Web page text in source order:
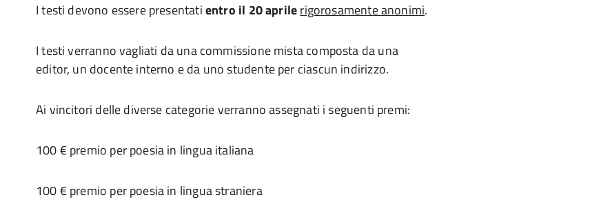
I testi devono essere presentatientro il 20 aprilerigorosamente anonimi.
I testi verranno vagliati da una commissione mista composta da una
editor, un docente interno e da uno studente per ciascun indirizzo.
Ai vincitori delle diverse categorie verranno assegnati i seguenti premi:
100 € premio per poesia in lingua italiana
100 € premio per poesia in lingua straniera